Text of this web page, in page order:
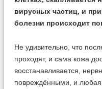
вирусных частиц, и
болезни происходит
Не удивительно, что
проходят, и сама кожа
восстанавливается,
повреждёнными, и любая